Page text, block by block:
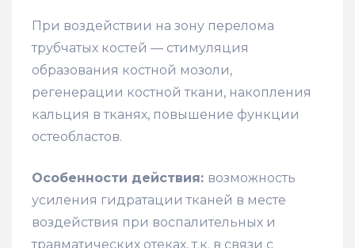
При воздействии на зону перелома
трубчатых костей — стимуляция
образования костной мозоли,
регенерации костной ткани, накопления
кальция в тканях, повышение функции
остеобластов.
Особенности действия: возможность
усиления гидратации тканей в месте
воздействия при воспалительных и
травматических отеках, т.к. в связи с